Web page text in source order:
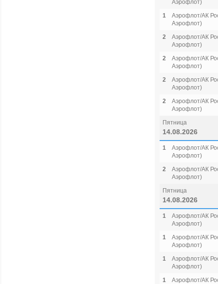
Аэрофлот)
1
Аэрофлот/АК
Аэрофлот)
2
Аэрофлот/АК
Аэрофлот)
2
Аэрофлот/АК
Аэрофлот)
2
Аэрофлот/АК
Аэрофлот)
2
Аэрофлот/АК
Аэрофлот)
Пятница
14.08.2026
1
Аэрофлот/АК
Аэрофлот)
2
Аэрофлот/АК
Аэрофлот)
Пятница
14.08.2026
1
Аэрофлот/АК
Аэрофлот)
1
Аэрофлот/АК
Аэрофлот)
1
Аэрофлот/АК
Аэрофлот)
1
Аэрофлот/АК